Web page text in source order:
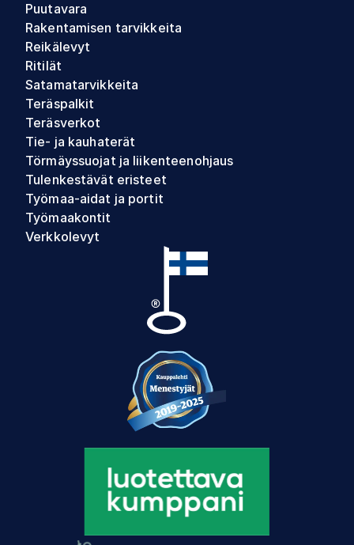
Puutavara
Rakentamisen tarvikkeita
Reikälevyt
Ritilät
Satamatarvikkeita
Teräspalkit
Teräsverkot
Tie- ja kauhaterät
Törmäyssuojat ja liikenteenohjaus
Tulenkestävät eristeet
Työmaa-aidat ja portit
Työmaakontit
Verkkolevyt